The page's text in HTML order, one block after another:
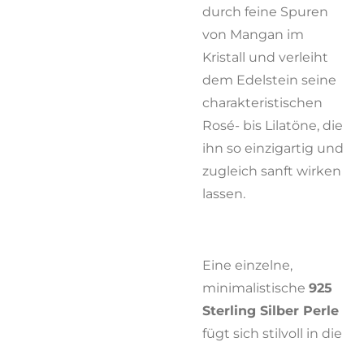
durch feine Spuren
von Mangan im
Kristall und verleiht
dem Edelstein seine
charakteristischen
Rosé- bis Lilatöne, die
ihn so einzigartig und
zugleich sanft wirken
lassen.
Eine einzelne,
minimalistische 925
Sterling Silber Perle
fügt sich stilvoll in die